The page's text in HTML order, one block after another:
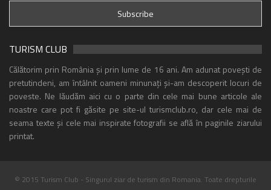
TURISM CLUB
Călătorim prin România și prin lume de 16 ani. Am adunat povești de
pretutindeni, am întâlnit oameni minunați și-am descoperit locuri de
poveste. Ne lăudăm aici cu o parte din cele mai bune articole ale
noastre care pot fi găsite pe site-ul turismclub.ro, dar cele mai de
seama texte și cele mai inspirate fotografii se află în paginile ziarului
printat.
© 2015 Turism Club - Singurul ziar de turism din Romania. Toate drepturile